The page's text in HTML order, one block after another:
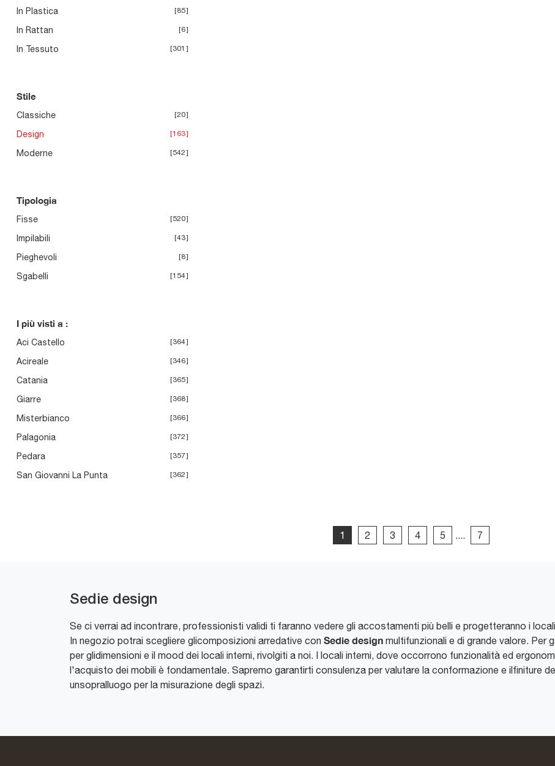
In Plastica 85
In Rattan 6
In Tessuto 301
Stile
Classiche 20
Design 163
Moderne 542
Tipologia
Fisse 520
Impilabili 43
Pieghevoli 8
Sgabelli 154
I più visti a :
Aci Castello 364
Acireale 346
Catania 365
Giarre 368
Misterbianco 366
Palagonia 372
Pedara 357
San Giovanni La Punta 362
1 2 3 4 5 .... 7
Sedie design
Se ci verrai ad incontrare, professionisti validi ti faranno vedere gli accostamenti più belli e progetteranno i
In negozio potrai scegliere glicomposizioni arredative con Sedie design multifunzionali e di grande valore. Per
per glidimensioni e il mood dei locali interni, rivolgiti a noi. I locali interni, dove occorrono funzionalità ed
l'acquisto dei mobili è fondamentale. Sapremo garantirti consulenza per valutare la conformazione e ilfiniture
unsopralluogo per la misurazione degli spazi.